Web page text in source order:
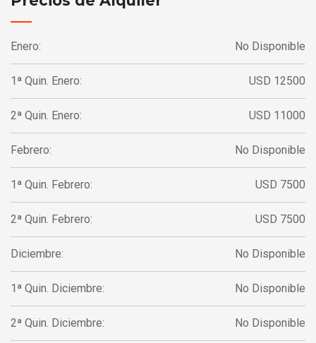
Enero: No Disponible
1ª Quin. Enero: USD 12500
2ª Quin. Enero: USD 11000
Febrero: No Disponible
1ª Quin. Febrero: USD 7500
2ª Quin. Febrero: USD 7500
Diciembre: No Disponible
1ª Quin. Diciembre: No Disponible
2ª Quin. Diciembre: No Disponible